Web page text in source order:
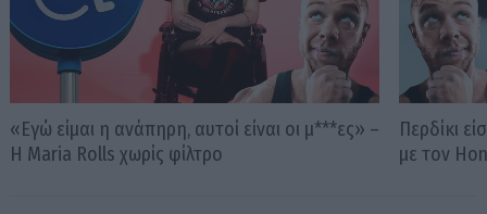
«Εγώ είμαι η ανάπηρη, αυτοί είναι οι μ***ες» –
Η Maria Rolls χωρίς φίλτρο
Περδίκι
με τον